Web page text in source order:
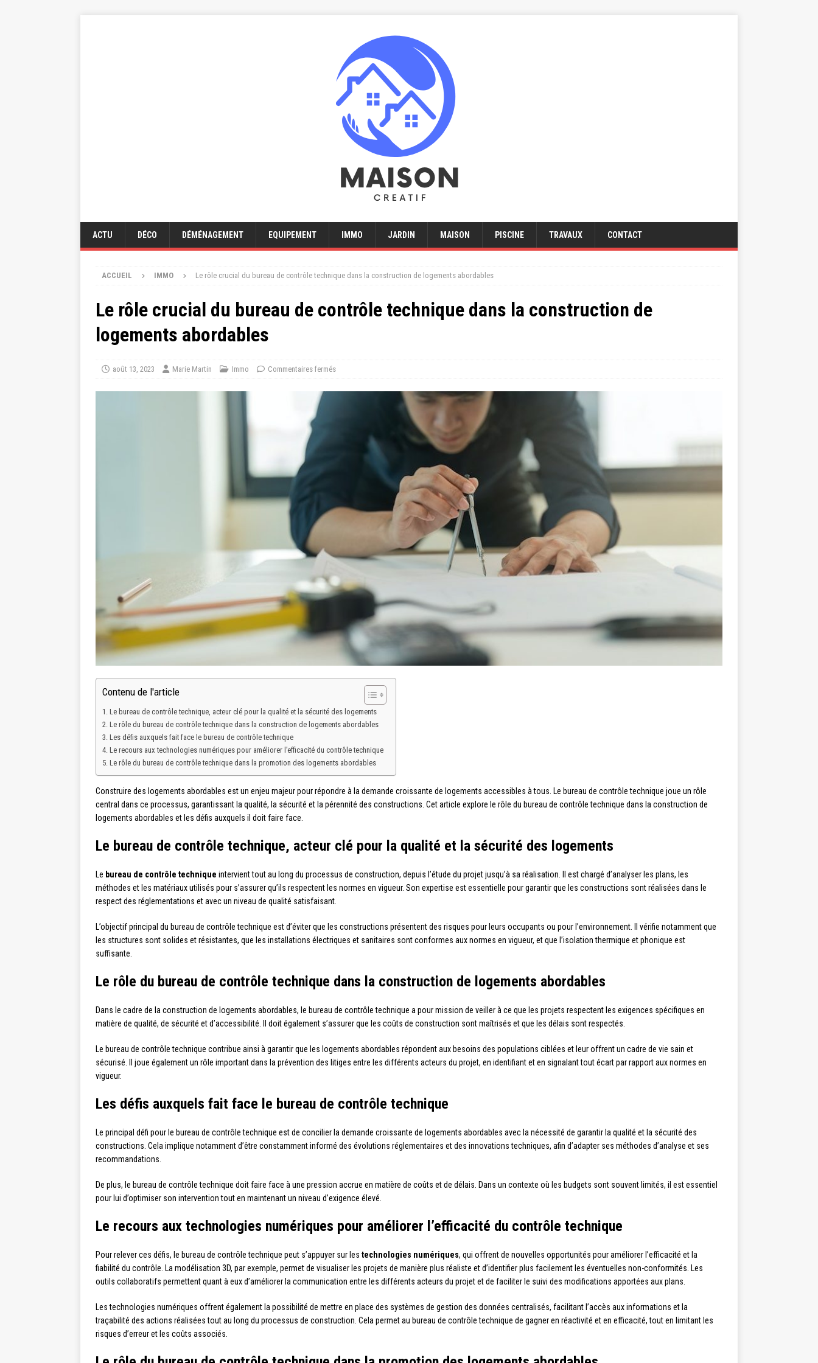
ACTU DÉCO DÉMÉNAGEMENT EQUIPEMENT IMMO JARDIN MAISON PISCINE TRAVAUX CONTACT
ACCUEIL IMMO Le rôle crucial du bureau de contrôle technique dans la construction de logements abordables
Le rôle crucial du bureau de contrôle technique dans la construction de
logements abordables
août 13, 2023 Marie Martin Immo Commentaires fermés
Contenu de l'article
Le bureau de contrôle technique, acteur clé pour la qualité et la sécurité des logements
Le rôle du bureau de contrôle technique dans la construction de logements abordables
Les défis auxquels fait face le bureau de contrôle technique
Le recours aux technologies numériques pour améliorer l’efficacité du contrôle technique
Le rôle du bureau de contrôle technique dans la promotion des logements abordables
Construire des logements abordables est un enjeu majeur pour répondre à la demande croissante de logements accessibles à tous. Le bureau de contrôle technique joue un rôle
central dans ce processus, garantissant la qualité, la sécurité et la pérennité des constructions. Cet article explore le rôle du bureau de contrôle technique dans la construction de
logements abordables et les défis auxquels il doit faire face.
Le bureau de contrôle technique, acteur clé pour la qualité et la sécurité des logements
Le bureau de contrôle technique intervient tout au long du processus de construction, depuis l’étude du projet jusqu’à sa réalisation. Il est chargé d’analyser les plans, les
méthodes et les matériaux utilisés pour s’assurer qu’ils respectent les normes en vigueur. Son expertise est essentielle pour garantir que les constructions sont réalisées dans le
respect des réglementations et avec un niveau de qualité satisfaisant.
L’objectif principal du bureau de contrôle technique est d’éviter que les constructions présentent des risques pour leurs occupants ou pour l’environnement. Il vérifie notamment que
les structures sont solides et résistantes, que les installations électriques et sanitaires sont conformes aux normes en vigueur, et que l’isolation thermique et phonique est
suffisante.
Le rôle du bureau de contrôle technique dans la construction de logements abordables
Dans le cadre de la construction de logements abordables, le bureau de contrôle technique a pour mission de veiller à ce que les projets respectent les exigences spécifiques en
matière de qualité, de sécurité et d’accessibilité. Il doit également s’assurer que les coûts de construction sont maîtrisés et que les délais sont respectés.
Le bureau de contrôle technique contribue ainsi à garantir que les logements abordables répondent aux besoins des populations ciblées et leur offrent un cadre de vie sain et
sécurisé. Il joue également un rôle important dans la prévention des litiges entre les différents acteurs du projet, en identifiant et en signalant tout écart par rapport aux normes en
vigueur.
Les défis auxquels fait face le bureau de contrôle technique
Le principal défi pour le bureau de contrôle technique est de concilier la demande croissante de logements abordables avec la nécessité de garantir la qualité et la sécurité des
constructions. Cela implique notamment d’être constamment informé des évolutions réglementaires et des innovations techniques, afin d’adapter ses méthodes d’analyse et ses
recommandations.
De plus, le bureau de contrôle technique doit faire face à une pression accrue en matière de coûts et de délais. Dans un contexte où les budgets sont souvent limités, il est essentiel
pour lui d’optimiser son intervention tout en maintenant un niveau d’exigence élevé.
Le recours aux technologies numériques pour améliorer l’efficacité du contrôle technique
Pour relever ces défis, le bureau de contrôle technique peut s’appuyer sur les technologies numériques, qui offrent de nouvelles opportunités pour améliorer l’efficacité et la
fiabilité du contrôle. La modélisation 3D, par exemple, permet de visualiser les projets de manière plus réaliste et d’identifier plus facilement les éventuelles non-conformités. Les
outils collaboratifs permettent quant à eux d’améliorer la communication entre les différents acteurs du projet et de faciliter le suivi des modifications apportées aux plans.
Les technologies numériques offrent également la possibilité de mettre en place des systèmes de gestion des données centralisés, facilitant l’accès aux informations et la
traçabilité des actions réalisées tout au long du processus de construction. Cela permet au bureau de contrôle technique de gagner en réactivité et en efficacité, tout en limitant les
risques d’erreur et les coûts associés.